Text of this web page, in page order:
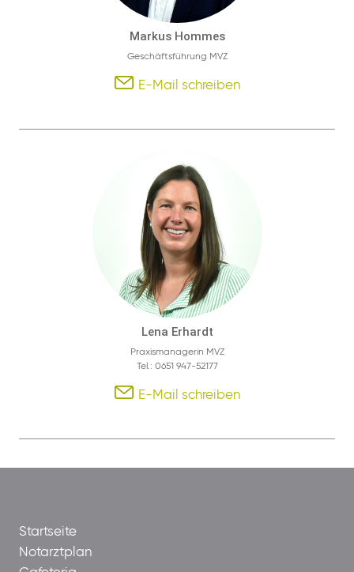
Markus Hommes
Geschäftsführung MVZ
E-Mail schreiben
Lena Erhardt
Praxismanagerin MVZ
Tel.: 0651 947-52177
E-Mail schreiben
Startseite
Notarztplan